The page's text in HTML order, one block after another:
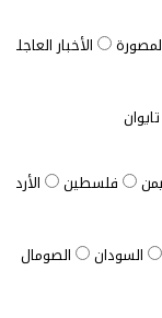
الأخبار العاجلة
تايوان
فلسطين
الأردن
السودان الصومال